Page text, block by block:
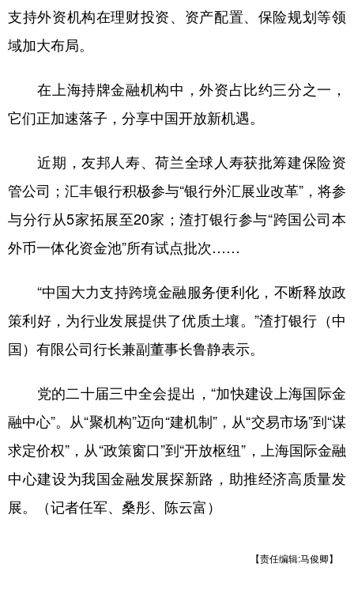
支持外资机构在理财投资、资产配置、保险规划等领
域加大布局。
在上海持牌金融机构中，外资占比约三分之一，
它们正加速落子，分享中国开放新机遇。
近期，友邦人寿、荷兰全球人寿获批筹建保险资
管公司；汇丰银行积极参与“银行外汇展业改革”，将参
与分行从5家拓展至20家；渣打银行参与“跨国公司本
外币一体化资金池”所有试点批次……
“中国大力支持跨境金融服务便利化，不断释放政
策利好，为行业发展提供了优质土壤。”渣打银行（中
国）有限公司行长兼副董事长鲁静表示。
党的二十届三中全会提出，“加快建设上海国际金
融中心”。从“聚机构”迈向“建机制”，从“交易市场”到“谋
求定价权”，从“政策窗口”到“开放枢纽”，上海国际金融
中心建设为我国金融发展探新路，助推经济高质量发
展。（记者任军、桑彤、陈云富）
【责任编辑:马俊卿】